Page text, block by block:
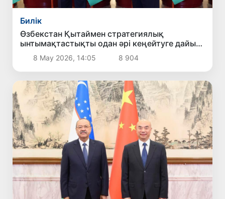
Билік
Өзбекстан Қытаймен стратегиялық
ынтымақтастықты одан әрі кеңейтуге дайын
екенін мәлімдеді
8 Мау 2026, 14:05 8 904